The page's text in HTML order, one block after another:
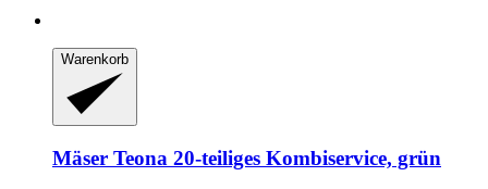
Warenkorb
Mäser Teona 20-​teiliges Kombiservice, grün